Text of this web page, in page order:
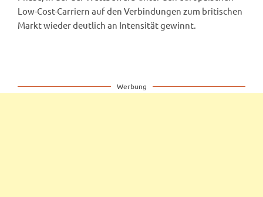
Low-Cost-Carriern auf den Verbindungen zum britischen
Markt wieder deutlich an Intensität gewinnt.
Werbung